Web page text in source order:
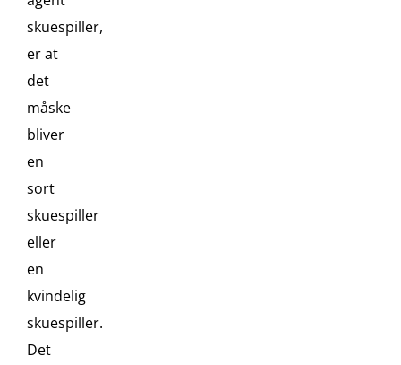
skuespiller,
er at
det
måske
bliver
en
sort
skuespiller
eller
en
kvindelig
skuespiller.
Det